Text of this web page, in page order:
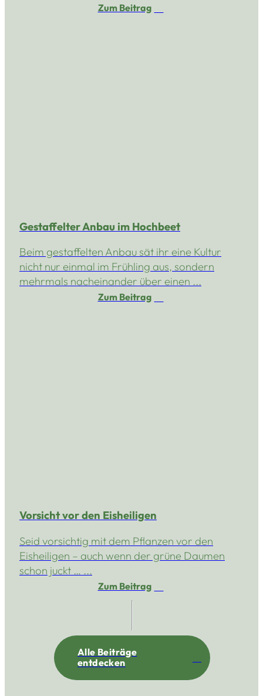
Zum Beitrag
Gestaffelter Anbau im Hochbeet
Beim gestaffelten Anbau sät ihr eine Kultur
nicht nur einmal im Frühling aus, sondern
mehrmals nacheinander über einen ...
Zum Beitrag
Vorsicht vor den Eisheiligen
Seid vorsichtig mit dem Pflanzen vor den
Eisheiligen – auch wenn der grüne Daumen
schon juckt … ...
Zum Beitrag
Alle Beiträge
entdecken